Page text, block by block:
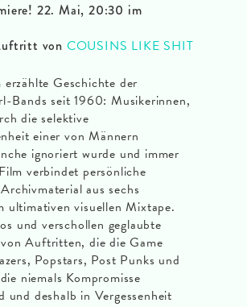
22. Mai, 20:30 im
von COUSINS LIKE SHIT
Geschichte der
Bands seit 1960: Musikerinnen,
die selektive
einer von Männern
ignoriert wurde und immer
verbindet persönliche
aus sechs
ultimativen visuellen Mixtape.
und verschollen geglaubte
Auftritten, die die Game
Popstars, Post Punks und
niemals Kompromisse
und deshalb in Vergessenheit